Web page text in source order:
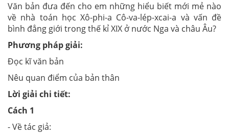
Văn bản đưa đến cho em những hiểu biết mới mẻ nào
về nhà toán học Xô-phi-a Cô-va-lép-xcai-a và vấn đề
bình đẳng giới trong thế kỉ XIX ở nước Nga và châu Âu?
Phương pháp giải:
Đọc kĩ văn bản
Nêu quan điểm của bản thân
Lời giải chi tiết:
Cách 1
- Về tác giả: